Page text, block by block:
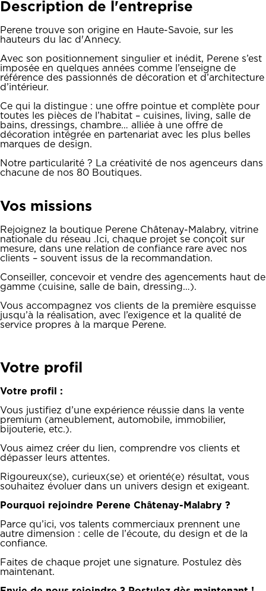
Description de l'entreprise
Perene trouve son origine en Haute-Savoie, sur les
hauteurs du lac d'Annecy.
Avec son positionnement singulier et inédit, Perene s’est
imposée en quelques années comme l’enseigne de
référence des passionnés de décoration et d’architecture
d’intérieur.
Ce qui la distingue : une offre pointue et complète pour
toutes les pièces de l’habitat – cuisines, living, salle de
bains, dressings, chambre… alliée à une offre de
décoration intégrée en partenariat avec les plus belles
marques de design.
Notre particularité ? La créativité de nos agenceurs dans
chacune de nos 80 Boutiques.
Vos missions
Rejoignez la boutique Perene Châtenay-Malabry, vitrine
nationale du réseau .Ici, chaque projet se conçoit sur
mesure, dans une relation de confiance rare avec nos
clients – souvent issus de la recommandation.
Conseiller, concevoir et vendre des agencements haut de
gamme (cuisine, salle de bain, dressing…).
Vous accompagnez vos clients de la première esquisse
jusqu’à la réalisation, avec l’exigence et la qualité de
service propres à la marque Perene.
Votre profil
Votre profil :
Vous justifiez d’une expérience réussie dans la vente
premium (ameublement, automobile, immobilier,
bijouterie, etc.).
Vous aimez créer du lien, comprendre vos clients et
dépasser leurs attentes.
Rigoureux(se), curieux(se) et orienté(e) résultat, vous
souhaitez évoluer dans un univers design et exigeant.
Pourquoi rejoindre Perene Châtenay-Malabry ?
Parce qu’ici, vos talents commerciaux prennent une
autre dimension : celle de l’écoute, du design et de la
confiance.
Faites de chaque projet une signature. Postulez dès
maintenant.